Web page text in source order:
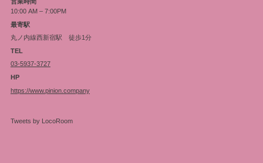
10:00 AM – 7:00PM
最寄駅
丸ノ内線西新宿駅 徒歩1分
TEL
03-5937-3727
HP
https://www.pinion.company
Tweets by LocoRoom